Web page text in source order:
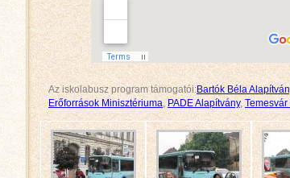
Az iskolabusz program támogatói:Bartók Béla
Erőforrások Minisztériuma
PADE Alapítvány,